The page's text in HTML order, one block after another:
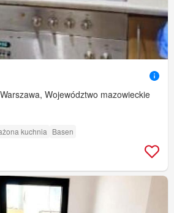
Województwo mazowieckie
kuchnia Basen